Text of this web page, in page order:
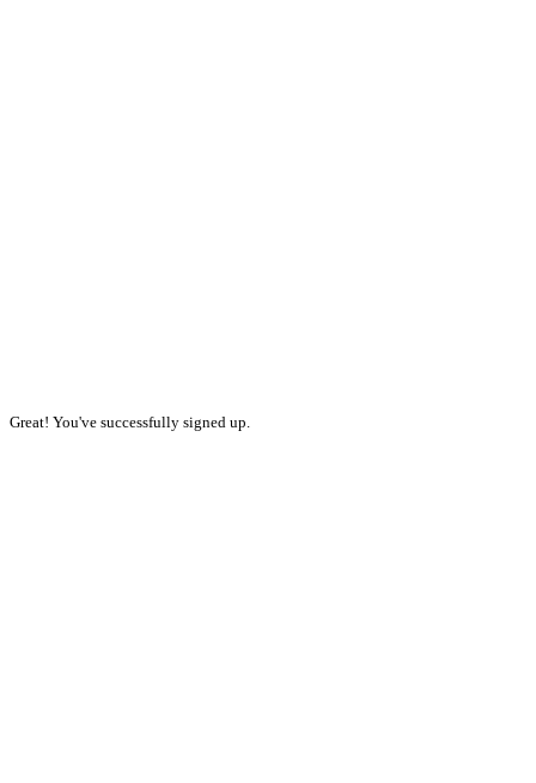
Great! You've successfully signed up.